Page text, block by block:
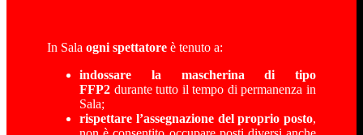
In Sala ogni spettatore è tenuto a:
indossare la mascherina di tipo
FFP2 durante tutto il tempo di permanenza in
Sala;
rispettare l’assegnazione del proprio posto,